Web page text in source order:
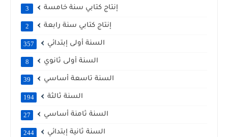
إنتاج كتابي سنة خامسة 3
إنتاج كتابي سنة رابعة 2
السنة أولى إبتدائي 357
السنة أولى ثانوي 8
السنة تاسعة أساسي 39
السنة ثالثة 194
السنة ثامنة أساسي 27
السنة ثانية إبتدائي 244